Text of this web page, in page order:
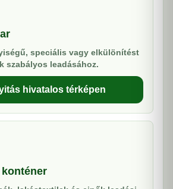
speciális vagy elkülönítést
szabályos leadásához.
hivatalos térképen